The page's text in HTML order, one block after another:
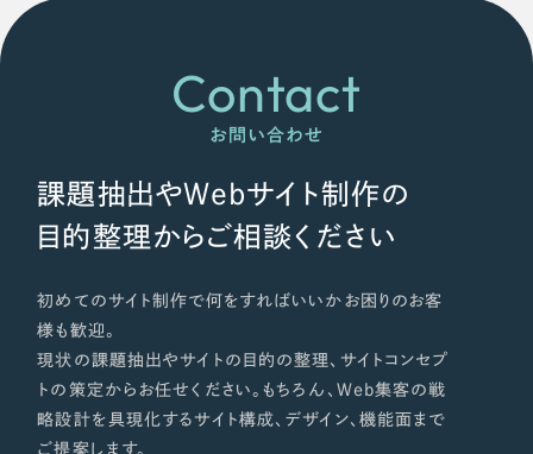
Contact
お問い合わせ
課題抽出やWebサイト制作の
目的整理からご相談ください
初めてのサイト制作で何をすればいいかお困りのお客
様も歓迎。
現状の課題抽出やサイトの目的の整理、サイトコンセプ
トの策定からお任せください。もちろん、Web集客の戦
略設計を具現化するサイト構成、デザイン、機能面まで
ご提案します。